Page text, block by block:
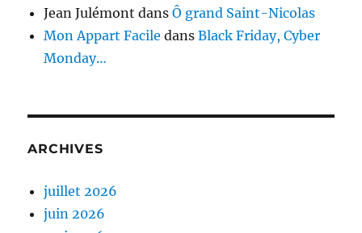
Jean Julémont dansÔ grand Saint-Nicolas
Mon Appart Facile dansBlack Friday, Cyber
Monday…
ARCHIVES
juillet 2026
juin 2026